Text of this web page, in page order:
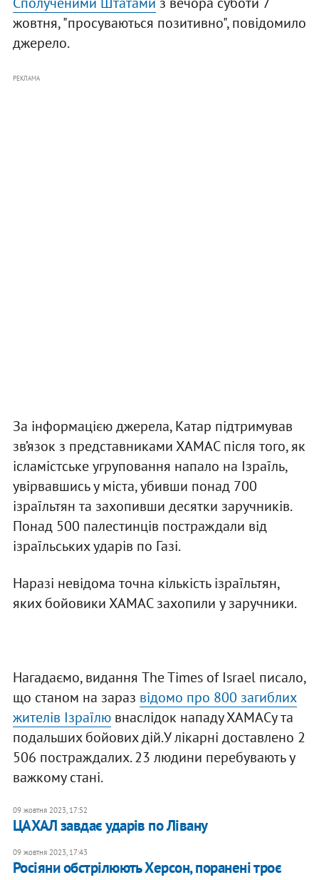
жовтня, "просуваються позитивно", повідомило
джерело.
РЕКЛАМА
За інформацією джерела, Катар підтримував
зв’язок з представниками ХАМАС після того, як
ісламістське угруповання напало на Ізраїль,
увірвавшись у міста, убивши понад 700
ізраїльтян та захопивши десятки заручників.
Понад 500 палестинців постраждали від
ізраїльських ударів по Газі.
Наразі невідома точна кількість ізраїльтян,
яких бойовики ХАМАС захопили у заручники.
Нагадаємо, видання The Times of Israel писало,
що станом на зараз відомо про 800 загиблих
жителів Ізраїлювнаслідок нападу ХАМАСу та
подальших бойових дій.У лікарні доставлено 2
506 постраждалих. 23 людини перебувають у
важкому стані.
09 жовтня 2023, 17:52
ЦАХАЛ завдає ударів по Лівану
09 жовтня 2023, 17:43
Росіяни обстрілюють Херсон, поранені троє